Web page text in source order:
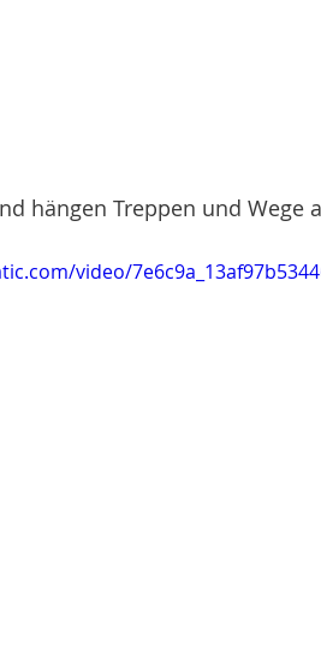
hängen Treppen und Wege
video/